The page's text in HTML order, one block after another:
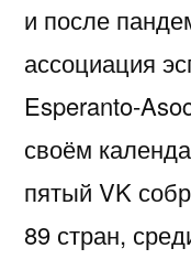
и после
ассоциация
Esperanto-
своём
пятый VK
89 стран,